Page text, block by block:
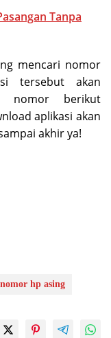
Tanpa
mencari nomor
tersebut akan
nomor berikut
aplikasi akan
akhir ya!
hp asing